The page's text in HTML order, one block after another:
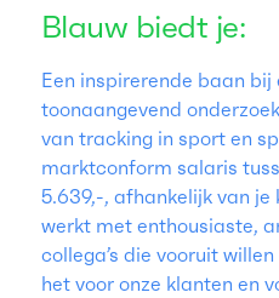
Blauw biedt je:
Een inspirerende baan
toonaangevend
van tracking in sport en
marktconform salaris
5.639,-, afhankelijk van je
werkt met enthousiaste,
collega’s die vooruit
het voor onze klanten en